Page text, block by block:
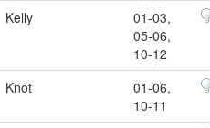
Kelly
01-03,
05-06,
10-12
Knot
01-06,
10-11